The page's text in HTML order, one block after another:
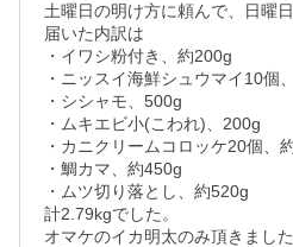
土曜日の明け方に頼んで、日曜
届いた内訳は
・イワシ粉付き、約200g
・ニッスイ海鮮シュウマイ10個
・シシャモ、500g
・ムキエビ小(こわれ)、200g
・カニクリームコロッケ20個、
・鯛カマ、約450g
・ムツ切り落とし、約520g
計2.79kgでした。
オマケのイカ明太のみ頂きまし